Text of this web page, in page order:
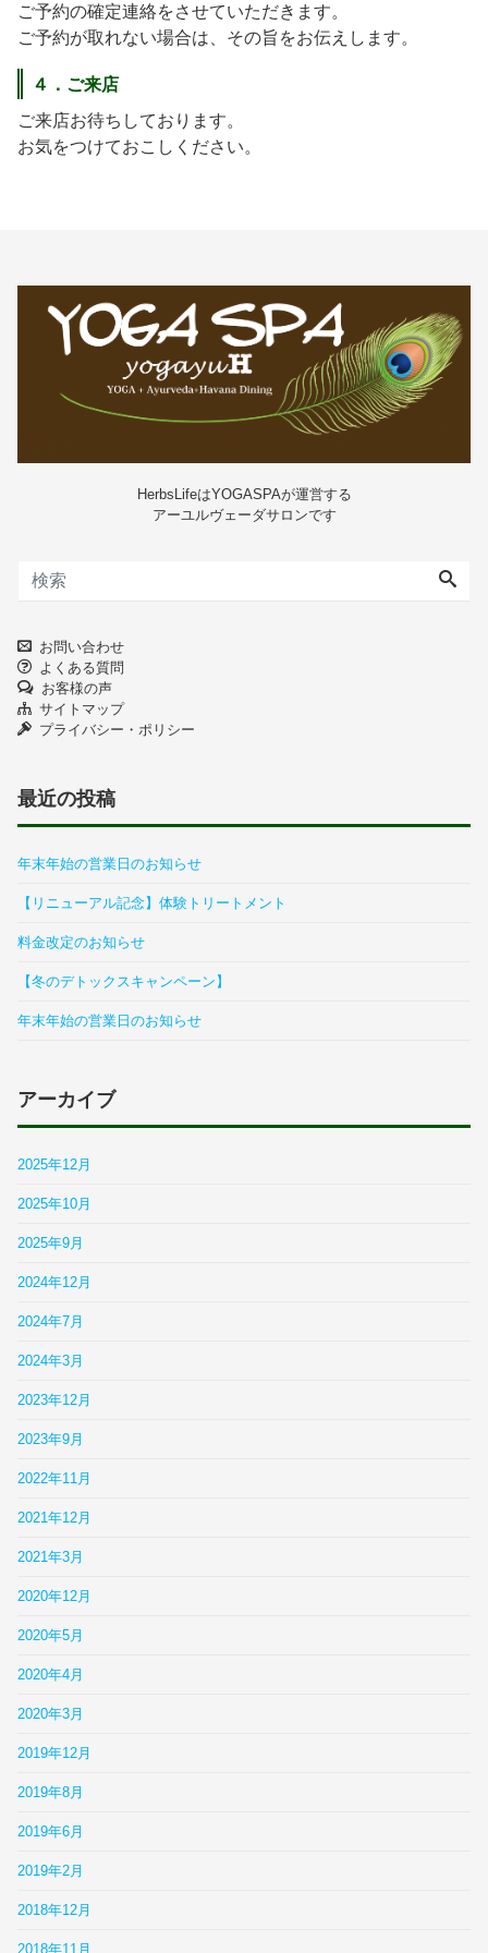
ご予約の確定連絡をさせていただきます。
ご予約が取れない場合は、その旨をお伝えします。
４．ご来店
ご来店お待ちしております。
お気をつけておこしください。
HerbsLifeはYOGASPAが運営する
アーユルヴェーダサロンです
お問い合わせ
よくある質問
お客様の声
サイトマップ
プライバシー・ポリシー
最近の投稿
年末年始の営業日のお知らせ
【リニューアル記念】体験トリートメント
料金改定のお知らせ
【冬のデトックスキャンペーン】
年末年始の営業日のお知らせ
アーカイブ
2025年12月
2025年10月
2025年9月
2024年12月
2024年7月
2024年3月
2023年12月
2023年9月
2022年11月
2021年12月
2021年3月
2020年12月
2020年5月
2020年4月
2020年3月
2019年12月
2019年8月
2019年6月
2019年2月
2018年12月
2018年11月